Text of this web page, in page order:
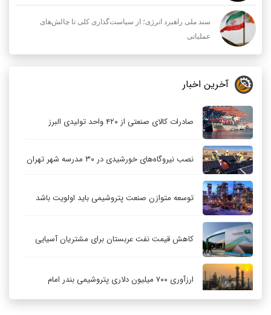
سند ملی راهبرد انرژی؛ از سیاست‌گذاری کلی تا چالش‌های
عملیاتی
آخرین اخبار
صادرات کالای صنعتی از ۴۲۰ واحد تولیدی البرز
نصب نیروگاه‌های خورشیدی در ۳۰ مدرسه شهر تهران
توسعه متوازن صنعت پتروشیمی باید اولویت باشد
کاهش قیمت نفت عربستان برای مشتریان آسیایی
ارزآوری ۷۰۰ میلیون دلاری پتروشیمی بندر امام